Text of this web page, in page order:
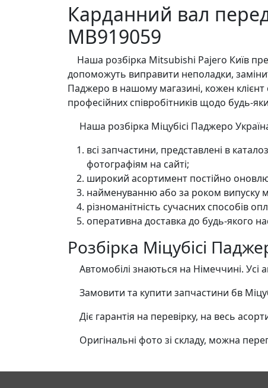
Карданний вал
MB919059
Наша розбірка Mitsubishi Pajero Київ
допоможуть виправити неполадки,
Паджеро в нашому магазині, кожен клієнт
професійних співробітників щодо будь-
Наша розбірка Міцубісі Паджеро
всі запчастини, представлені в
фотографіям на сайті;
широкий асортимент постійно
найменуванню або за роком випуску
різноманітність сучасних способів
оперативна доставка до будь-якого
Розбірка Міцубісі
Автомобілі знаються на Німеччині. Усі
Замовити та купити запчастини бв
Діє гарантія на перевірку, на весь
Оригінальні фото зі складу, можна